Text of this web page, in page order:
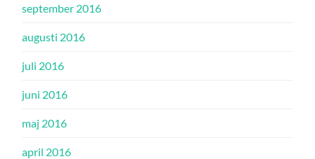
september 2016
augusti 2016
juli 2016
juni 2016
maj 2016
april 2016